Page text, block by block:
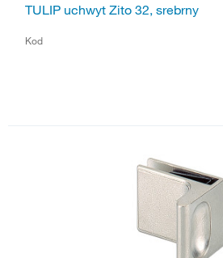
TULIP uchwyt Zito 32, srebrny
Kod